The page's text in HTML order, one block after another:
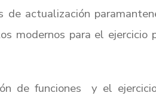
de actualización
modernos para el ejercicio
de funciones y el